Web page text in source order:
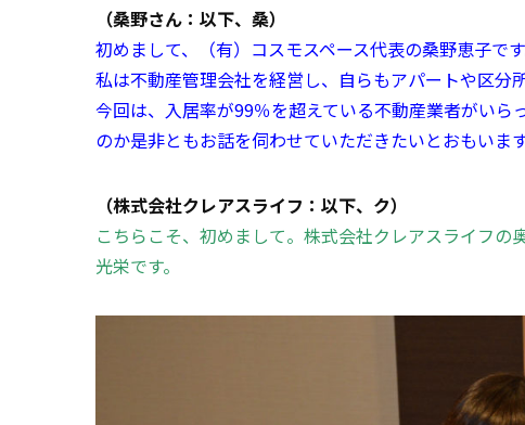
（桑野さん：以下、桑）
初めまして、（有）コスモスペース代表の桑野恵子です
私は不動産管理会社を経営し、自らもアパートや区分
今回は、入居率が99％を超えている不動産業者がい
のか是非ともお話を伺わせていただきたいとおもいます
（株式会社クレアスライフ：以下、ク）
こちらこそ、初めまして。株式会社クレアスライフ
光栄です。